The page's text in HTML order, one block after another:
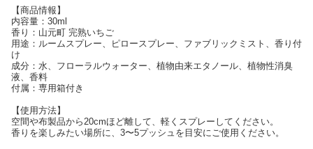
【商品情報】
内容量：30ml
香り：山元町 完熟いちご
用途：ルームスプレー、ピロースプレー、ファブリックミスト、香り付
け
成分：水、フローラルウォーター、植物由来エタノール、植物性消臭
液、香料
付属：専用箱付き
【使用方法】
空間や布製品から20cmほど離して、軽くスプレーしてください。
香りを楽しみたい場所に、3〜5プッシュを目安にご使用ください。